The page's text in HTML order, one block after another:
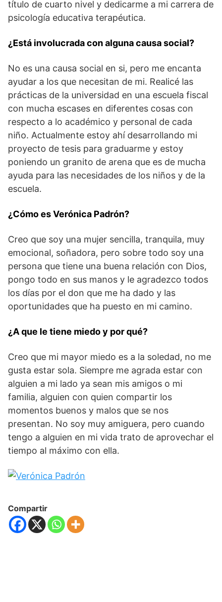
título de cuarto nivel y dedicarme a mi carrera de
psicología educativa terapéutica.
¿Está involucrada con alguna causa social?
No es una causa social en si, pero me encanta
ayudar a los que necesitan de mi. Realicé las
prácticas de la universidad en una escuela fiscal
con mucha escases en diferentes cosas con
respecto a lo académico y personal de cada
niño. Actualmente estoy ahí desarrollando mi
proyecto de tesis para graduarme y estoy
poniendo un granito de arena que es de mucha
ayuda para las necesidades de los niños y de la
escuela.
¿Cómo es Verónica Padrón?
Creo que soy una mujer sencilla, tranquila, muy
emocional, soñadora, pero sobre todo soy una
persona que tiene una buena relación con Dios,
pongo todo en sus manos y le agradezco todos
los días por el don que me ha dado y las
oportunidades que ha puesto en mi camino.
¿A que le tiene miedo y por qué?
Creo que mi mayor miedo es a la soledad, no me
gusta estar sola. Siempre me agrada estar con
alguien a mi lado ya sean mis amigos o mi
familia, alguien con quien compartir los
momentos buenos y malos que se nos
presentan. No soy muy amiguera, pero cuando
tengo a alguien en mi vida trato de aprovechar el
tiempo al máximo con ella.
Compartir